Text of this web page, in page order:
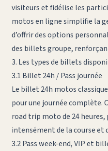
visiteurs et fidélise les
motos en ligne simplifie la
d’offrir des options
des billets groupe,
3. Les types de billets
3.1 Billet 24h / Pass journée
Le billet 24h motos
pour une journée complète.
road trip moto de 24
intensément de la course et
3.2 Pass week-end, VIP et